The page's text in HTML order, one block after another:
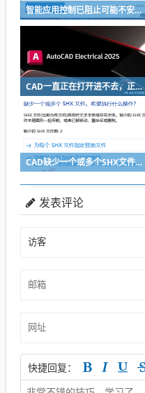
智能应用控制已阻止可能不安全的应用
CAD一直正在打开进不去，正在加载插件...wd_dlg.arx
CAD缺少一个或多个SHX文件弹窗不见了如何重新弹出显示？
发表评论
快捷回复：